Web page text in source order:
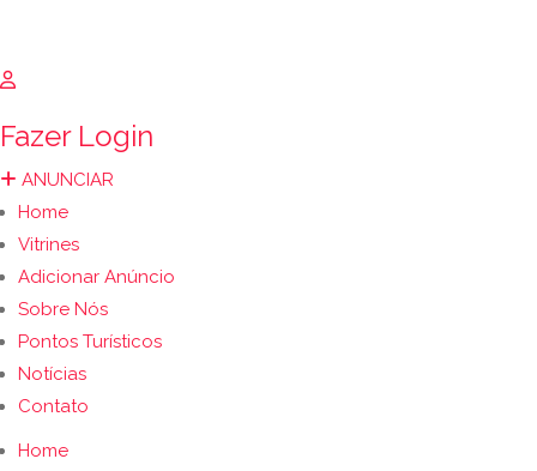
Fazer Login
ANUNCIAR
Home
Vitrines
Adicionar Anúncio
Sobre Nós
Pontos Turísticos
Notícias
Contato
Home